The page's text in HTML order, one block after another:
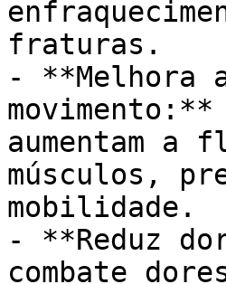
fraturas.
- **Melhora
aumentam
músculos,
mobilidade.
- **Reduz
combate